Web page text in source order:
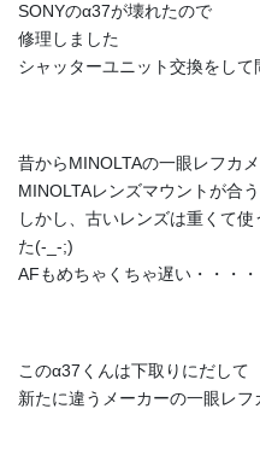
SONYのα37が壊れたので
修理しました
シャッターユニット交換をし
昔からMINOLTAの一眼レフカ
MINOLTAレンズマウントが合
しかし、古いレンズは重くて
た(-_-;)
AFもめちゃくちゃ遅い・・・・
このα37くんは下取りにだして
新たに違うメーカーの一眼レ